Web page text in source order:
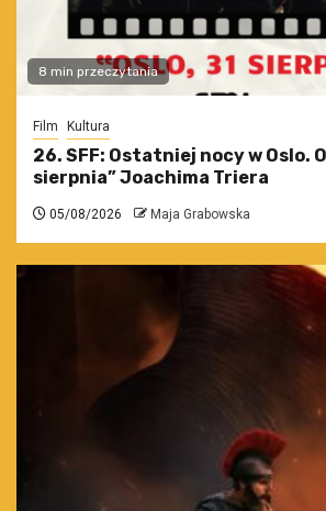
8 min przeczytania
Film Kultura
26. SFF: Ostatniej nocy w Oslo. O
sierpnia” Joachima Triera
05/08/2026 Maja Grabowska